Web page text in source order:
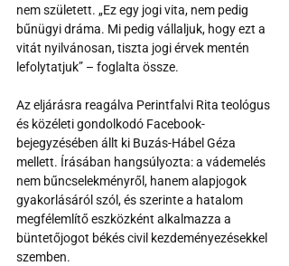
nem született. „Ez egy jogi vita, nem pedig
bűnügyi dráma. Mi pedig vállaljuk, hogy ezt a
vitát nyilvánosan, tiszta jogi érvek mentén
lefolytatjuk” – foglalta össze.
Az eljárásra reagálva Perintfalvi Rita teológus
és közéleti gondolkodó Facebook-
bejegyzésében állt ki Buzás-Hábel Géza
mellett. Írásában hangsúlyozta: a vádemelés
nem bűncselekményről, hanem alapjogok
gyakorlásáról szól, és szerinte a hatalom
megfélemlítő eszközként alkalmazza a
büntetőjogot békés civil kezdeményezésekkel
szemben.